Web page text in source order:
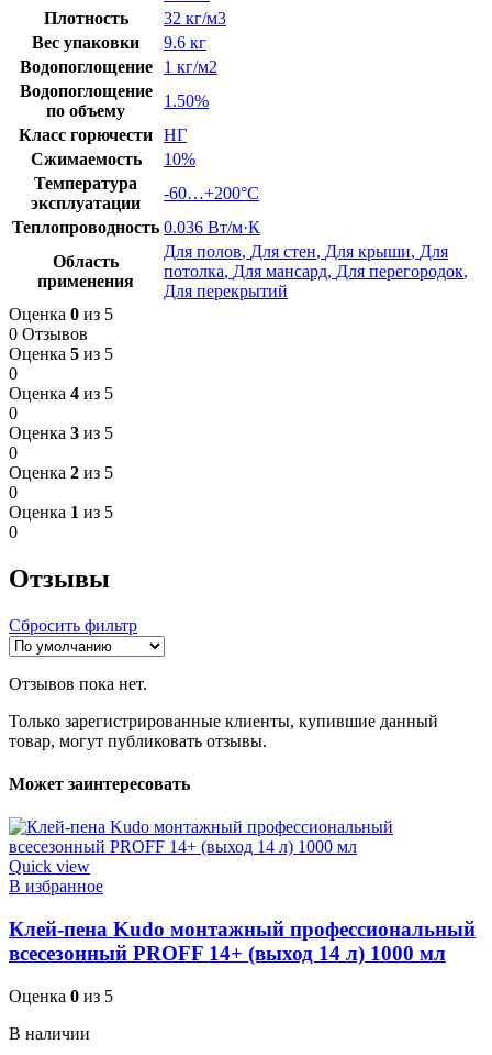
Плотность
32 кг/м3
Вес упаковки
9.6 кг
Водопоглощение
1 кг/м2
Водопоглощение
по объему
1.50%
Класс горючести НГ
Сжимаемость
10%
Температура
эксплуатации
-60…+200°C
Теплопроводность 0.036 Вт/м·К
Область
применения
Для полов, Для стен, Для крыши, Для
потолка, Для мансард, Для перегородок,
Для перекрытий
Оценка 0 из 5
0 Отзывов
Оценка 5 из 5
0
Оценка 4 из 5
0
Оценка 3 из 5
0
Оценка 2 из 5
0
Оценка 1 из 5
0
Отзывы
Сбросить фильтр
Отзывов пока нет.
Только зарегистрированные клиенты, купившие данный
товар, могут публиковать отзывы.
Может заинтересовать
Quick view
В избранное
Клей-пена Kudo монтажный профессиональный
всесезонный PROFF 14+ (выход 14 л) 1000 мл
Оценка 0 из 5
В наличии